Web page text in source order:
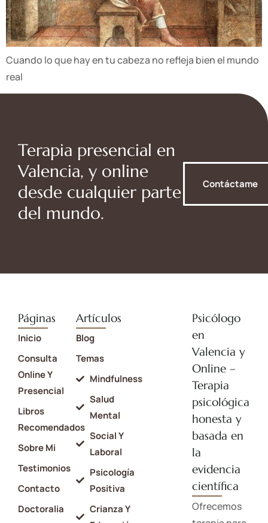
Cuando lo que hay en tu cabeza no refleja bien el mundo
real
Terapia presencial en
Valencia, y online
desde cualquier parte
del mundo.
Contáctame
Páginas
Inicio
Consulta
Online Y
Presencial
Libros
Recomendados
Sobre Mi
Testimonios
Contacto
Doctoralia
Artículos
Blog
Temas
Mindfulness
Salud
Mental
Social Y
Laboral
Psicología
Positiva
Crianza Y
Psicólogo
en
Valencia y
Online –
Terapia
psicológica
honesta y
basada en
la
evidencia
científica
Ofrecemos